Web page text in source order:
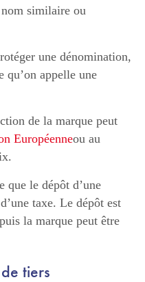
similaire ou
une dénomination,
qu’on appelle une
de la marque peut
Européenneou au
que le dépôt d’une
taxe. Le dépôt est
la marque peut être
tiers